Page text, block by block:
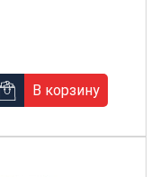
В корзину